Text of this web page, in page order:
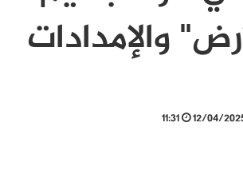
والإمدادات